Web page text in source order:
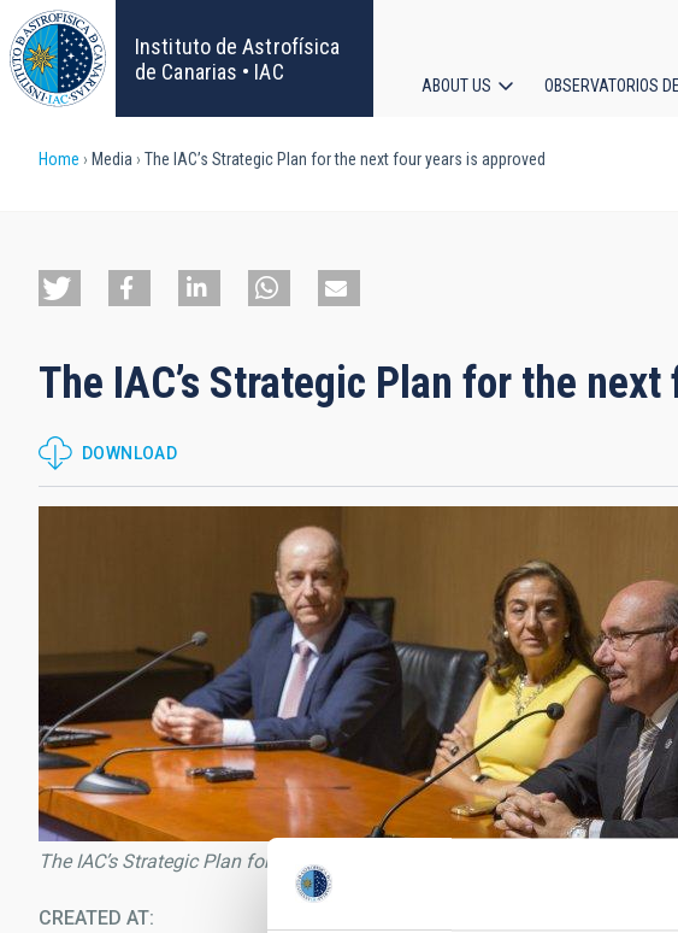
Skip
to
main
content
Instituto de Astrofísica
de Canarias • IAC
navigation
ABOUT US OBSERVATORIOS
Breadcrumb
Home Media The IAC’s Strategic Plan for the next four years is approved
The IAC’s Strategic Plan for the
DOWNLOAD
The IAC’s Strategic Plan for the next four years is approved
CREATED AT